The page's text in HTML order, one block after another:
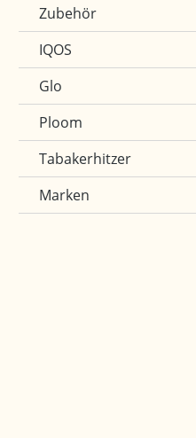
Zubehör
IQOS
Glo
Ploom
Tabakerhitzer
Marken